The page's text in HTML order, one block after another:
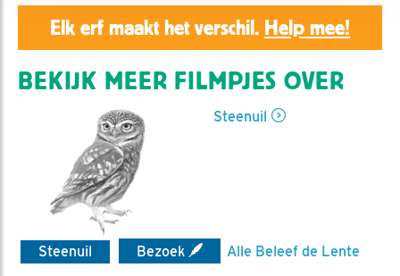
Elk erf maakt het verschil. Help mee!
BEKIJK MEER FILMPJES OVER
Steenuil
Steenuil Bezoek
Alle Beleef de Lente